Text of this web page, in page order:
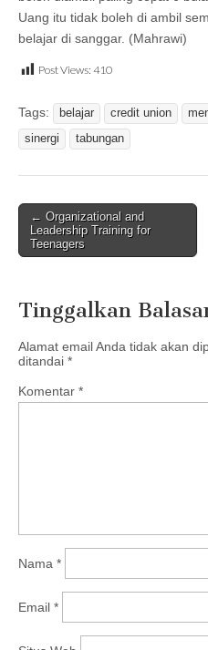
Uang itu tidak boleh di ambil
belajar di sanggar. (Mahrawi)
Post Views: 410
Tags: belajar credit union
sinergi
tabungan
Post
navigation
← Organizational and
Leadership Training for
Teenagers
Tinggalkan
Alamat email Anda tidak akan
ditandai *
Komentar *
Nama *
Email *